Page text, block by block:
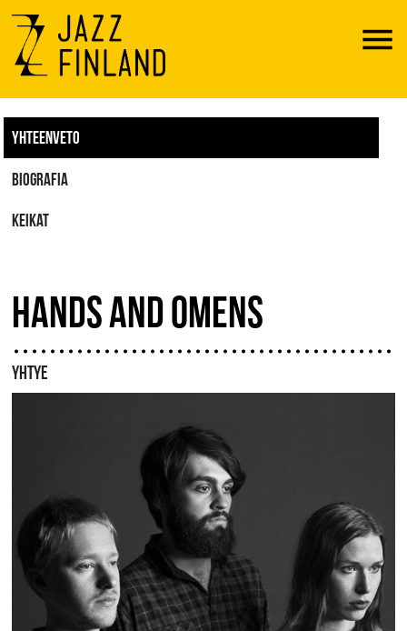
Menu
YHTEENVETO
BIOGRAFIA
KEIKAT
HANDS AND OMENS
YHTYE